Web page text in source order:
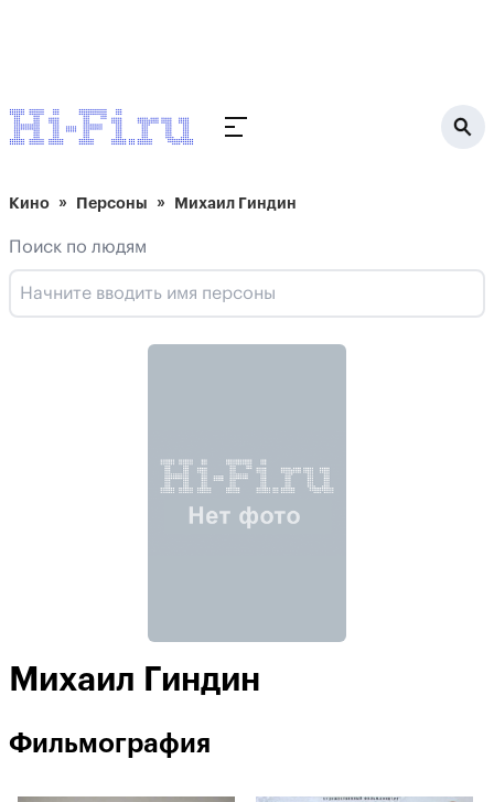
Кино Персоны Михаил Гиндин
Поиск по людям
Михаил Гиндин
Фильмография